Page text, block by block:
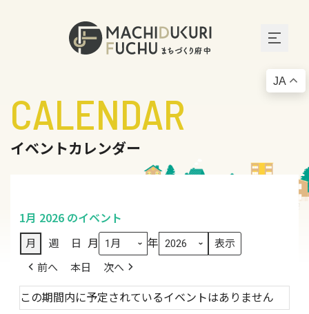
CALENDAR
イベントカレンダー
1月 2026 のイベント
月 週 日 月 年
前へ 本日 次へ
この期間内に予定されているイベントはありません
JA